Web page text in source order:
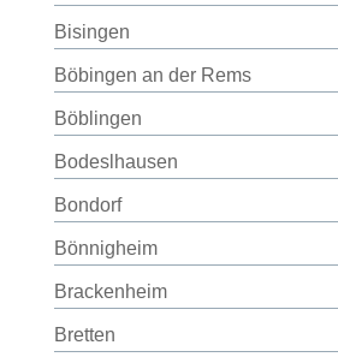
Bisingen
Böbingen an der Rems
Böblingen
Bodeslhausen
Bondorf
Bönnigheim
Brackenheim
Bretten